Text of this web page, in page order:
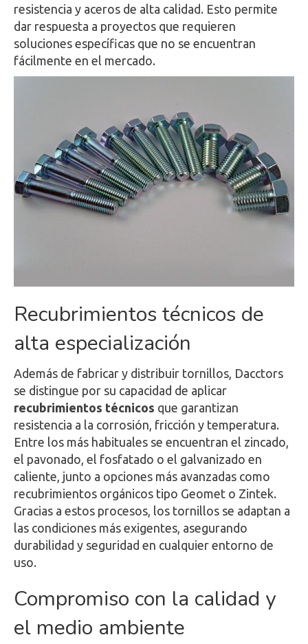
resistencia y aceros de alta calidad. Esto permite
dar respuesta a proyectos que requieren
soluciones específicas que no se encuentran
fácilmente en el mercado.
Recubrimientos técnicos de
alta especialización
Además de fabricar y distribuir tornillos, Dacctors
se distingue por su capacidad de aplicar
recubrimientos técnicos que garantizan
resistencia a la corrosión, fricción y temperatura.
Entre los más habituales se encuentran el zincado,
el pavonado, el fosfatado o el galvanizado en
caliente, junto a opciones más avanzadas como
recubrimientos orgánicos tipo Geomet o Zintek.
Gracias a estos procesos, los tornillos se adaptan a
las condiciones más exigentes, asegurando
durabilidad y seguridad en cualquier entorno de
uso.
Compromiso con la calidad y
el medio ambiente